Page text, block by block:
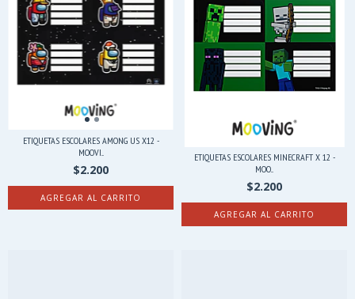
ETIQUETAS ESCOLARES AMONG US X12 -
MOOVI...
$2.200
ETIQUETAS ESCOLARES MINECRAFT X 12 -
MOO...
$2.200